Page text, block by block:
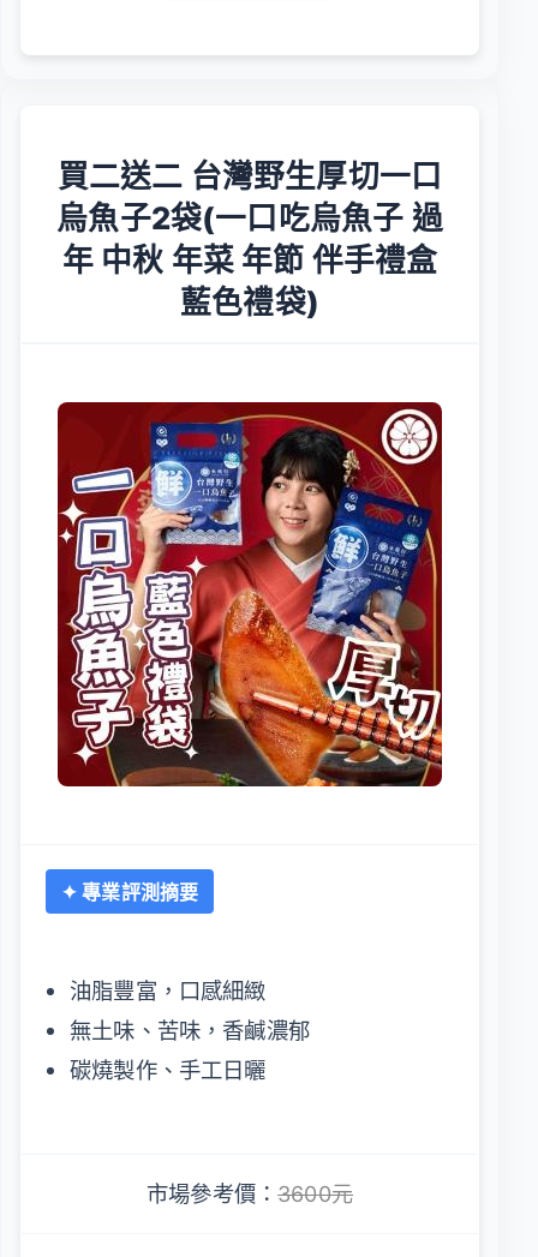
買二送二 台灣野生厚切一口
烏魚子2袋(一口吃烏魚子 過
年 中秋 年菜 年節 伴手禮盒
藍色禮袋)
✦ 專業評測摘要
油脂豐富，口感細緻
無土味、苦味，香鹹濃郁
碳燒製作、手工日曬
市場參考價：3600元